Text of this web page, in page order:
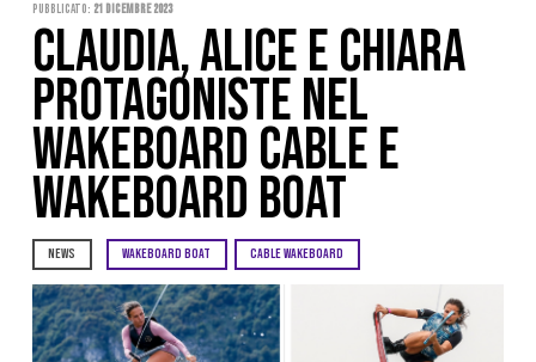
Pubblicato: 21 Dicembre 2023
CLAUDIA, ALICE E CHIARA
PROTAGONISTE NEL
WAKEBOARD CABLE E
WAKEBOARD BOAT
NEWS WAKEBOARD BOAT CABLE WAKEBOARD